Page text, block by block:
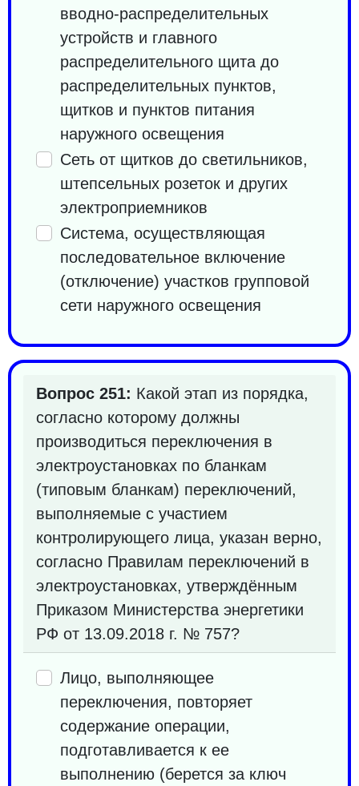
вводно-распределительных
устройств и главного
распределительного щита до
распределительных пунктов,
щитков и пунктов питания
наружного освещения
Сеть от щитков до светильников,
штепсельных розеток и других
электроприемников
Система, осуществляющая
последовательное включение
(отключение) участков групповой
сети наружного освещения
Вопрос 251: Какой этап из порядка,
согласно которому должны
производиться переключения в
электроустановках по бланкам
(типовым бланкам) переключений,
выполняемые с участием
контролирующего лица, указан верно,
согласно Правилам переключений в
электроустановках, утверждённым
Приказом Министерства энергетики
РФ от 13.09.2018 г. № 757?
Лицо, выполняющее
переключения, повторяет
содержание операции,
подготавливается к ее
выполнению (берется за ключ